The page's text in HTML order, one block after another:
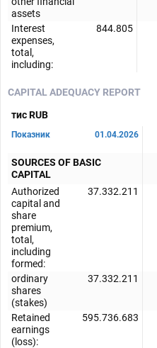
assets
Interest
expenses,
total,
including:
844.805
CAPITAL ADEQUACY REPORT
тис RUB
Показник 01.04.2026
SOURCES OF BASIC
CAPITAL
Authorized
capital and
share
premium,
total,
including
formed:
37.332.211
ordinary
shares
(stakes)
37.332.211
Retained
earnings
(loss):
595.736.683